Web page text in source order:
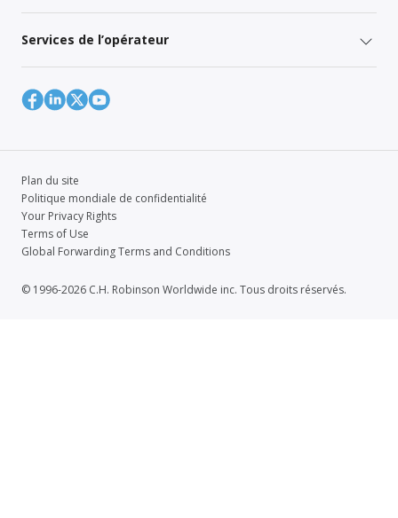
Services de l’opérateur
Plan du site
Politique mondiale de confidentialité
Your Privacy Rights
Terms of Use
Global Forwarding Terms and Conditions
© 1996-2026 C.H. Robinson Worldwide inc. Tous droits réservés.